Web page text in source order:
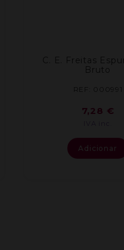
C. E. Freitas
Bruto
REF: 000991
7,28 €
Adicionar